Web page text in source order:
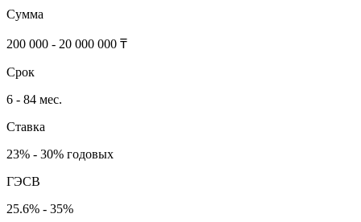
Сумма
200 000 - 20 000 000 ₸
Срок
6 - 84 мес.
Ставка
23% - 30% годовых
ГЭСВ
25.6% - 35%